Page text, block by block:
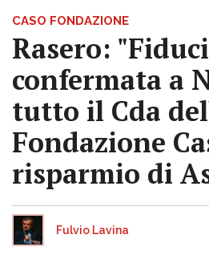
CASO FONDAZIONE
Rasero:
confermata a
tutto il Cda
Fondazione
risparmio di
Fulvio Lavina